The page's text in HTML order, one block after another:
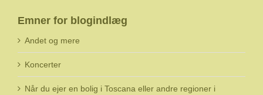
Emner for blogindlæg
Andet og mere
Koncerter
Når du ejer en bolig i Toscana eller andre regioner i